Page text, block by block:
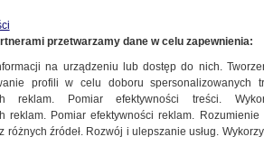
słońce, ale lokalnie sypnie
przetwarzamy dane w celu zapewnienia:
na urządzeniu lub dostęp do nich.
profili w celu doboru spersonalizowanych
reklam. Pomiar efektywności treści.
reklam. Pomiar efektywności reklam.
różnych źródeł. Rozwój i ulepszanie usług.